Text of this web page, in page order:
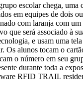
escolar chega, uma
em equipes de dois
com laranja com um
que será associado à
e usam uma
Os alunos tocam o
o número em seu
durante toda a
RFID TRAIL